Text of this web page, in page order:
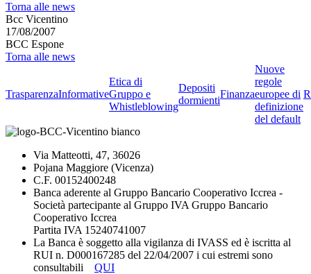
Torna alle news
Bcc Vicentino
17/08/2007
BCC Espone
Torna alle news
TrasparenzaInformative
Etica di
Gruppo e
Whistleblowing
Depositi
dormienti
Finanza
Nuove
regole
europee di
definizione
del default
Via Matteotti, 47, 36026
Pojana Maggiore (Vicenza)
C.F. 00152400248
Banca aderente al Gruppo Bancario Cooperativo Iccrea -
Società partecipante al Gruppo IVA Gruppo Bancario
Cooperativo Iccrea
Partita IVA 15240741007
La Banca è soggetto alla vigilanza di IVASS ed è iscritta al
RUI n. D000167285 del 22/04/2007 i cui estremi sono
consultabili QUI